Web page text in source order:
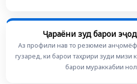
Ҷараёни зуд барои
Аз профили нав то резюмеи
гузаред, ки барои таҳрири зуди мизи
барои мураккабии